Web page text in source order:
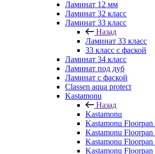
Ламинат 12 мм
Ламинат 32 класс
Ламинат 33 класс
Назад
Ламинат 33 класс
33 класс с фаской
Ламинат 34 класс
Ламинат под дуб
Ламинат с фаской
Classen aqua protect
Kastamonu
Назад
Kastamonu
Kastamonu
Kastamonu Floorpan
Kastamonu Floorpan
Kastamonu